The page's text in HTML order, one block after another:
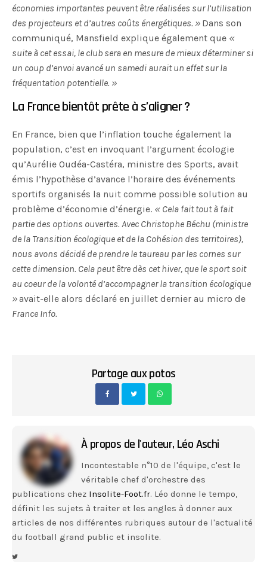
économies importantes peuvent être réalisées sur l’utilisation
des projecteurs et d’autres coûts énergétiques. » Dans son
communiqué, Mansfield explique également que «
suite à cet essai, le club sera en mesure de mieux déterminer si
un coup d’envoi avancé un samedi aurait un effet sur la
fréquentation potentielle. »
La France bientôt prête à s’aligner ?
En France, bien que l’inflation touche également la
population, c’est en invoquant l’argument écologie
qu’Aurélie Oudéa-Castéra, ministre des Sports, avait
émis l’hypothèse d’avance l’horaire des événements
sportifs organisés la nuit comme possible solution au
problème d’économie d’énergie. « Cela fait tout à fait
partie des options ouvertes. Avec Christophe Béchu (ministre
de la Transition écologique et de la Cohésion des territoires),
nous avons décidé de prendre le taureau par les cornes sur
cette dimension. Cela peut être dès cet hiver, que le sport soit
au coeur de la volonté d’accompagner la transition écologique
»avait-elle alors déclaré en juillet dernier au micro de
France Info.
Partage aux potos
À propos de l'auteur, Léo Aschi
Incontestable n°10 de l'équipe, c'est le
véritable chef d'orchestre des
publications chez Insolite-Foot.fr. Léo donne le tempo,
définit les sujets à traiter et les angles à donner aux
articles de nos différentes rubriques autour de l'actualité
du football grand public et insolite.